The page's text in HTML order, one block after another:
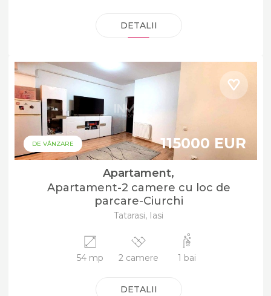
DETALII
DE VÂNZARE 115000 EUR
Apartament,
Apartament-2 camere cu loc de
parcare-Ciurchi
Tatarasi, Iasi
54 mp 2 camere 1 bai
DETALII